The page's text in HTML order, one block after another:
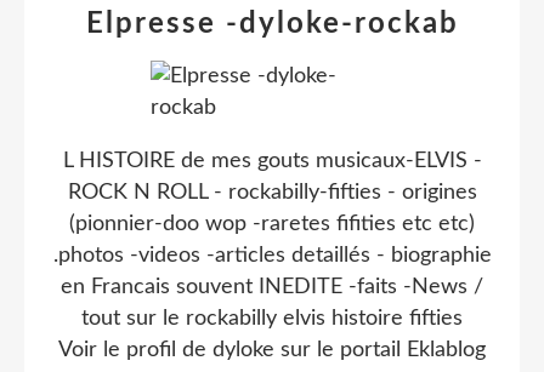
Elpresse -dyloke-rockab
L HISTOIRE de mes gouts musicaux-ELVIS -
ROCK N ROLL - rockabilly-fifties - origines
(pionnier-doo wop -raretes fifities etc etc)
.photos -videos -articles detaillés - biographie
en Francais souvent INEDITE -faits -News /
tout sur le rockabilly elvis histoire fifties
Voir le profil de dyloke sur le portail Eklablog